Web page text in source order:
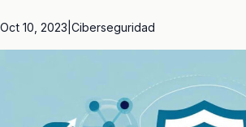
Oct 10, 2023 Ciberseguridad